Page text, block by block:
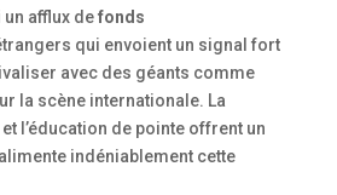
afflux defonds
qui envoient un signal fort
avec des géants comme
la scène internationale. La
l’éducation de pointe offrent un
indéniablement cette